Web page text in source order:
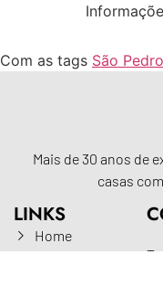
Com as tags São Pedro
Mais de 30 anos de
casas
LINKS
Home
Sobre
T: